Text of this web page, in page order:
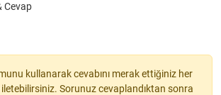
Cevap
kullanarak cevabını merak ettiğiniz her
Sorunuz cevaplandıktan sonra